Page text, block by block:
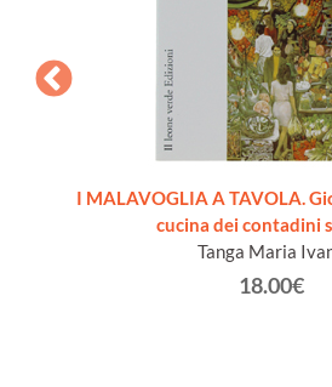
I MALAVOGLIA A TAVOLA.
cucina dei contadini
Tanga Maria
18.00€